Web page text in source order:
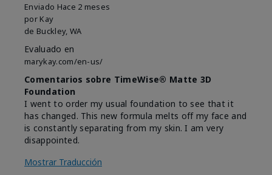
Enviado Hace 2 meses
por Kay
de Buckley, WA
Evaluado en
marykay.com/en-us/
Comentarios sobre TimeWise® Matte 3D
Foundation
I went to order my usual foundation to see that it
has changed. This new formula melts off my face and
is constantly separating from my skin. I am very
disappointed.
Mostrar Traducción